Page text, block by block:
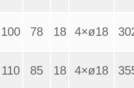
100 78 18 4×ø18
110 85 18 4×ø18